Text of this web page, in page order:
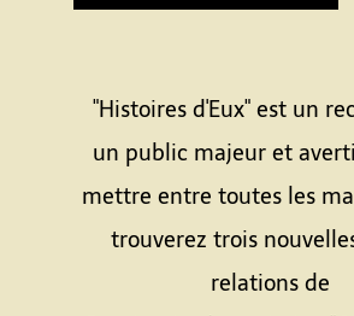
"Histoires d'Eux" est un
un public majeur et
mettre entre toutes les
trouverez trois
relations de